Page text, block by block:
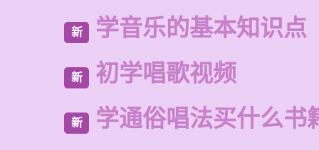
新 学音乐的基本知识点
新 初学唱歌视频
新 学通俗唱法买什么书